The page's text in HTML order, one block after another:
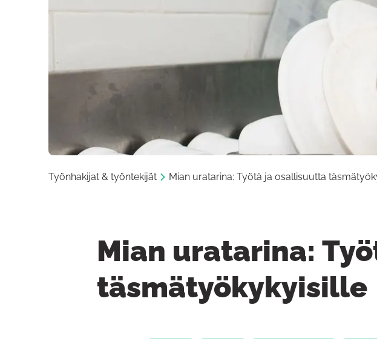
Työnhakijat & työntekijät Mian uratarina: Työtä ja osallisuutta
Mian uratarina:
täsmätyökykyisille